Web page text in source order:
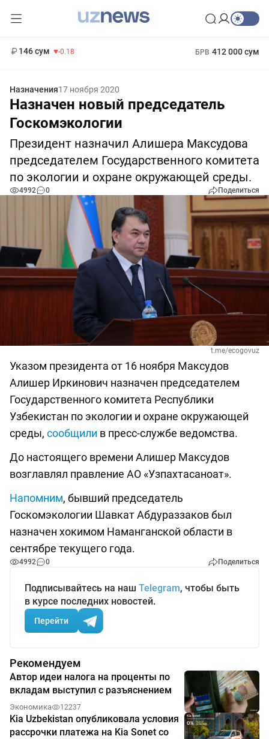
146 сум -0.18 БРВ 412 000 сум
Назначения17 ноября 2020
Назначен новый председатель
Госкомэкологии
Президент назначил Алишера Максудова
председателем Государственного комитета
по экологии и охране окружающей среды.
4992 0 Поделиться
t.me/ecogovuz
Указом президента от 16 ноября Максудов
Алишер Иркинович назначен председателем
Государственного комитета Республики
Узбекистан по экологии и охране окружающей
среды, сообщили в пресс-службе ведомства.
До настоящего времени Алишер Максудов
возглавлял правление АО «Узпахтасаноат».
Напомним, бывший председатель
Госкомэкологии Шавкат Абдураззаков был
назначен хокимом Наманганской области в
сентябре текущего года.
4992 0 Поделиться
Подписывайтесь на наш Telegram, чтобы быть
в курсе последних новостей.
Перейти
Рекомендуем
Автор идеи налога на проценты по
вкладам выступил с разъяснением
Экономика 12237
Kia Uzbekistan опубликовала условия
рассрочки платежа на Kia Sonet со